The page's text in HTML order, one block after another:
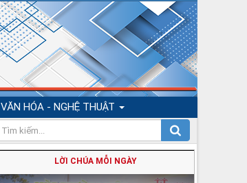
VĂN HÓA - NGHỆ THUẬT
LỜI CHÚA MỖI NGÀY